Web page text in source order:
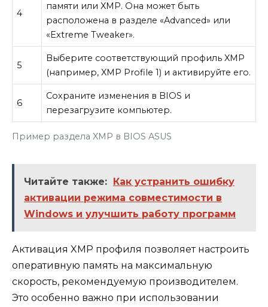
Пример раздела XMP в BIOS ASUS
4
памяти или XMP. Она может быть
расположена в разделе «Advanced» или
«Extreme Tweaker».
5
Выберите соответствующий профиль XMP
(например, XMP Profile 1) и активируйте его.
6
Сохраните изменения в BIOS и
перезагрузите компьютер.
Читайте также: Как устранить ошибку
активации режима совместимости в
Windows и улучшить работу программ
Активация XMP профиля позволяет настроить
оперативную память на максимальную
скорость, рекомендуемую производителем.
Это особенно важно при использовании